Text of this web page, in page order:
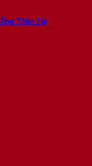
Thần Tài